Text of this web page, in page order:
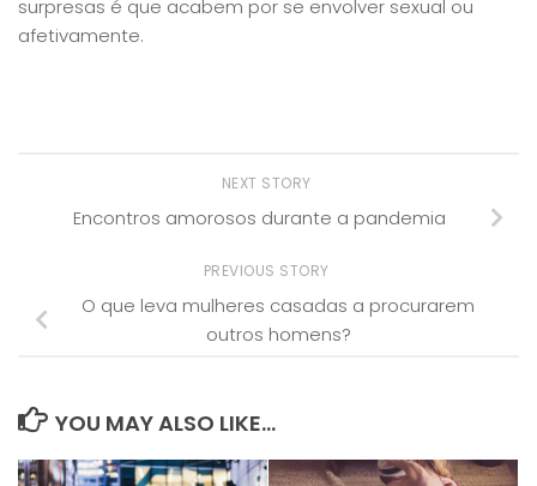
surpresas é que acabem por se envolver sexual ou
afetivamente.
NEXT STORY
Encontros amorosos durante a pandemia
PREVIOUS STORY
O que leva mulheres casadas a procurarem
outros homens?
YOU MAY ALSO LIKE...